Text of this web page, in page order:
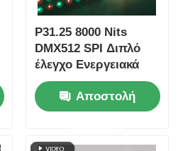
P31.25 8000 Nits
DMX512 SPI Διπλό
έλεγχο Ενεργειακά
αποδοτική χαμηλής
ισχύος εξωτερική
οθόνη οθόνης με LED
Αποστολή